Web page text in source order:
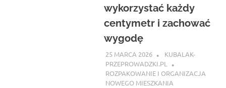
wykorzystać każdy
centymetr i zachować
wygodę
25 MARCA 2026
KUBALAK-
PRZEPROWADZKI.PL
ROZPAKOWANIE I ORGANIZACJA
NOWEGO MIESZKANIA